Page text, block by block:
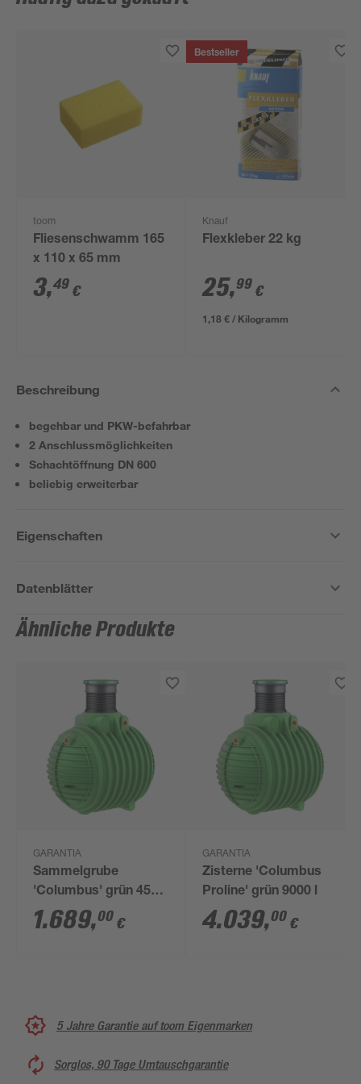
toom
Fliesenschwamm 165
x 110 x 65 mm
3,49 €
Bestseller
Knauf
Flexkleber 22 kg
25,99 €
1,18 € / Kilogramm
Beschreibung
begehbar und PKW-befahrbar
2 Anschlussmöglichkeiten
Schachtöffnung DN 600
beliebig erweiterbar
Eigenschaften
Datenblätter
Ähnliche Produkte
GARANTIA
Sammelgrube
'Columbus' grün 4500
l1.689,00 €
GARANTIA
Zisterne 'Columbus
Proline' grün 9000 l
4.039,00 €
5 Jahre Garantie auf toom Eigenmarken
Sorglos, 90 Tage Umtauschgarantie